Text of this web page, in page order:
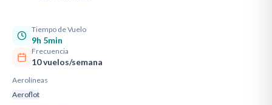
Tiempo de Vuelo
9h 5min
Frecuencia
10 vuelos/semana
Aerolíneas
Aeroflot